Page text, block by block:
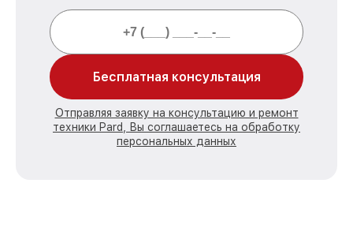
Бесплатная консультация
Отправляя заявку на консультацию и ремонт
техники Pard, Вы соглашаетесь на обработку
персональных данных